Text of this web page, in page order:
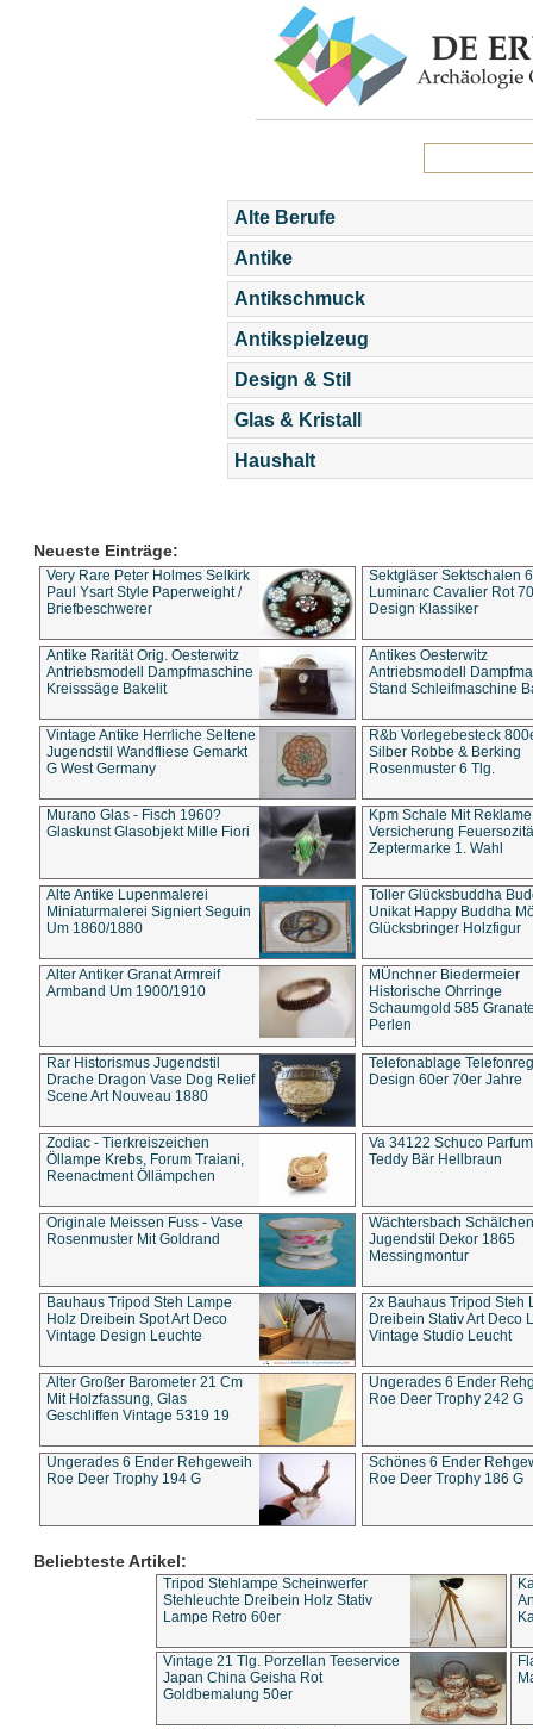
Alte Berufe
Antike
Antikschmuck
Antikspielzeug
Design & Stil
Glas & Kristall
Haushalt
Neueste Einträge:
Very Rare Peter Holmes Selkirk
Paul Ysart Style Paperweight /
Briefbeschwerer
Sektgläser Sektschalen
Luminarc Cavalier Rot
Design Klassiker
Antike Rarität Orig. Oesterwitz
Antriebsmodell Dampfmaschine
Kreisssäge Bakelit
Antikes Oesterwitz
Antriebsmodell
Stand Schleifmaschine
Vintage Antike Herrliche Seltene
Jugendstil Wandfliese Gemarkt
G West Germany
R&b Vorlegebesteck
Silber Robbe & Berking
Rosenmuster 6 Tlg.
Murano Glas - Fisch 1960?
Glaskunst Glasobjekt Mille Fiori
Kpm Schale Mit Reklame
Versicherung
Zeptermarke 1. Wahl
Alte Antike Lupenmalerei
Miniaturmalerei Signiert Seguin
Um 1860/1880
Toller Glücksbuddha
Unikat Happy Buddha
Glücksbringer Holzfigur
Alter Antiker Granat Armreif
Armband Um 1900/1910
MÜnchner Biedermeier
Historische Ohrringe
Schaumgold 585
Perlen
Rar Historismus Jugendstil
Drache Dragon Vase Dog Relief
Scene Art Nouveau 1880
Telefonablage
Design 60er 70er Jahre
Zodiac - Tierkreiszeichen
Öllampe Krebs, Forum Traiani,
Reenactment Öllämpchen
Va 34122 Schuco
Teddy Bär Hellbraun
Originale Meissen Fuss - Vase
Rosenmuster Mit Goldrand
Wächtersbach Schälchen
Jugendstil Dekor 1865
Messingmontur
Bauhaus Tripod Steh Lampe
Holz Dreibein Spot Art Deco
Vintage Design Leuchte
2x Bauhaus Tripod Steh
Dreibein Stativ Art Deco
Vintage Studio Leucht
Alter Großer Barometer 21 Cm
Mit Holzfassung, Glas
Geschliffen Vintage 5319 19
Ungerades 6 Ender
Roe Deer Trophy 242 G
Ungerades 6 Ender Rehgeweih
Roe Deer Trophy 194 G
Schönes 6 Ender
Roe Deer Trophy 186 G
Beliebteste Artikel:
Tripod Stehlampe Scheinwerfer
Stehleuchte Dreibein Holz Stativ
Lampe Retro 60er
Vintage 21 Tlg. Porzellan Teeservice
Japan China Geisha Rot
Goldbemalung 50er